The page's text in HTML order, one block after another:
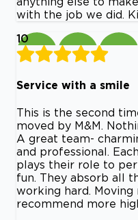
with the job we did.
10
Service with a smile
This is the second
moved by M&M.
A great team-
and professional.
plays their role to
fun. They absorb all
working hard. Moving
recommend more